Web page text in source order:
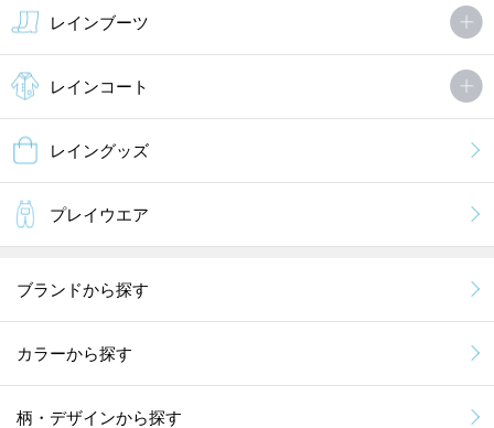
レインブーツ
レインコート
レイングッズ
プレイウエア
ブランドから探す
カラーから探す
柄・デザインから探す